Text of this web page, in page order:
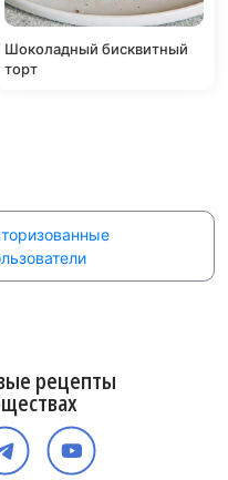
Шоколадный бисквитный
торт
рецепты